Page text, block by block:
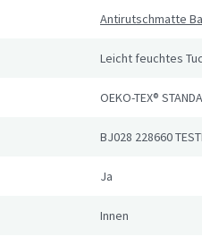
Antirutschmatte
Leicht feuchtes
OEKO-TEX®
BJ028 228660
Ja
Innen